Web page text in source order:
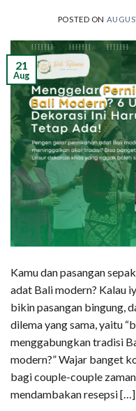
POSTED ON
21
Aug
Kamu dan pasangan
adat Bali modern? Kalau
bikin pasangan bingung,
dilema yang sama, yaitu
menggabungkan tradisi
modern?” Wajar banget
bagi couple-couple
mendambakan resepsi […]